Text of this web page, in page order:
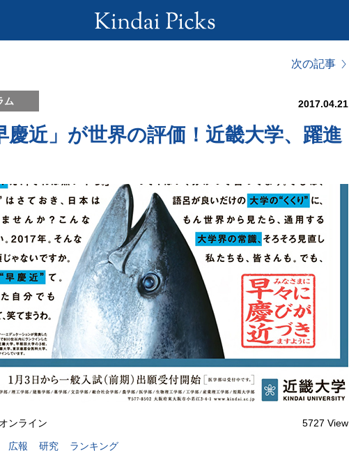
次の記事
ム 2017.04.21
慶近」が世界の評価！近畿大学、躍進
ンライン 5727 View
広報 研究 ランキング